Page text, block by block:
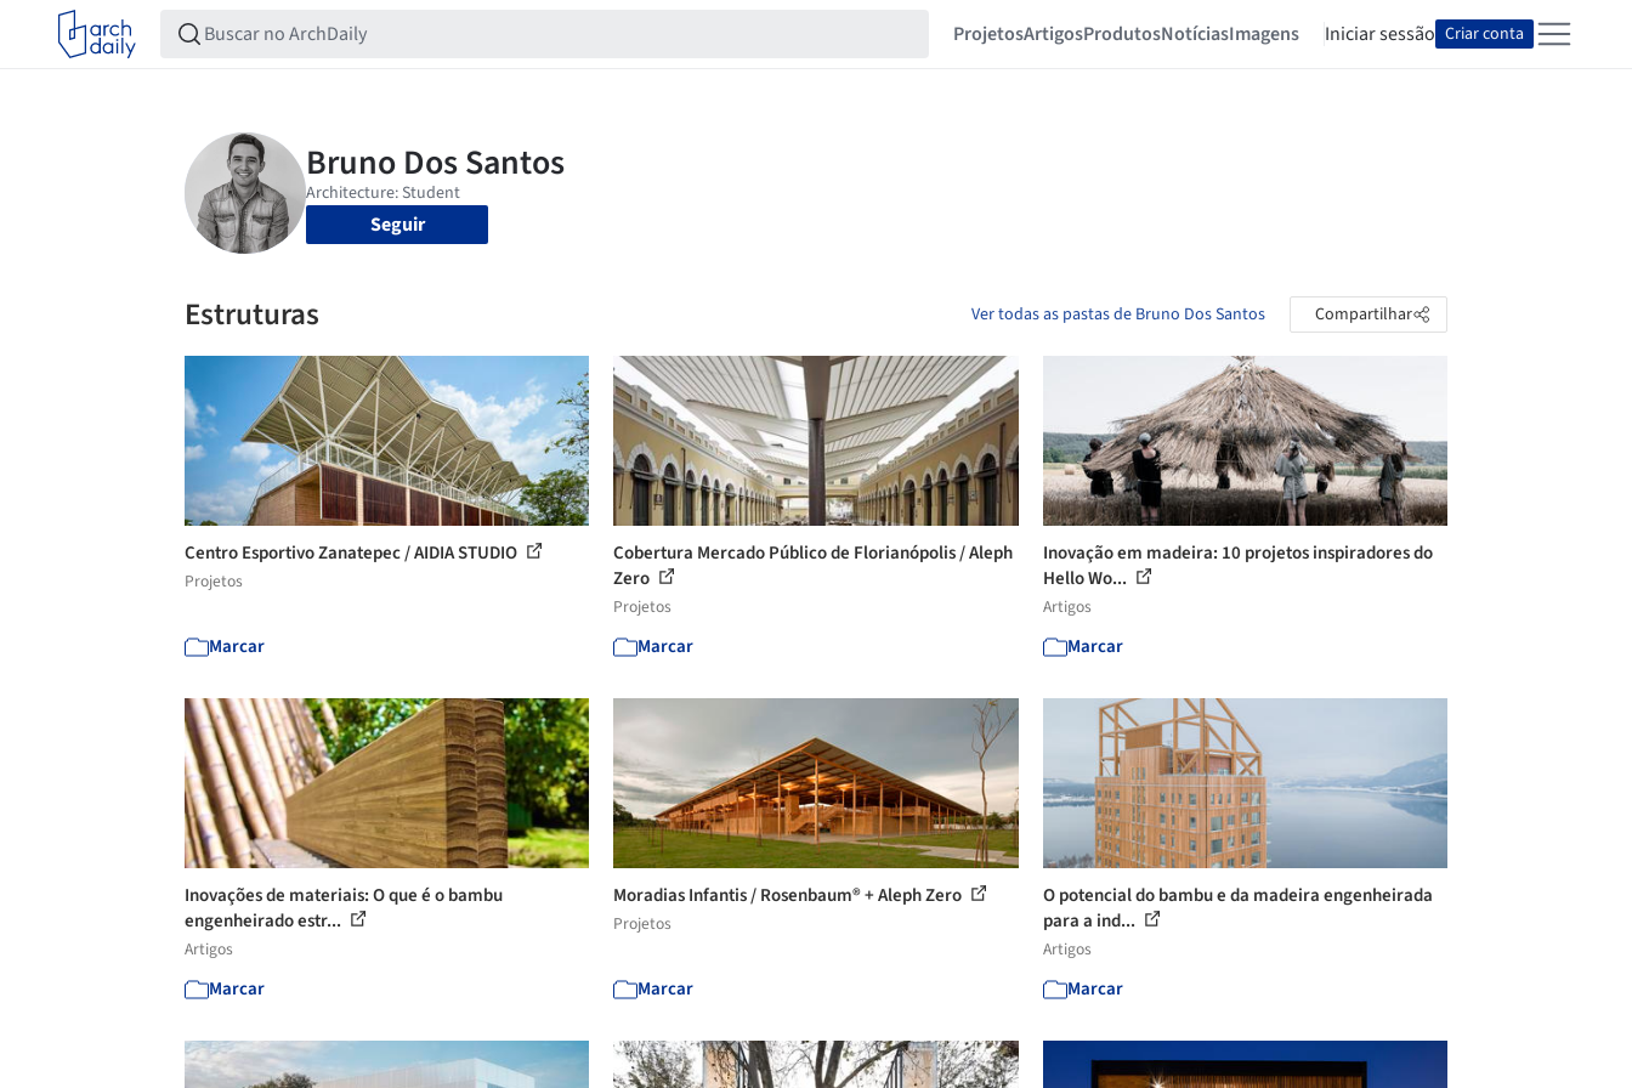
ProjetosArtigosProdutosNotíciasImagens Iniciar sessão Criar conta
Seguir
Estruturas Ver todas as pastas de Bruno Dos Santos Compartilhar
Centro Esportivo Zanatepec / AIDIA STUDIO
Projetos
Marcar
Cobertura Mercado Público de Florianópolis / Aleph
Zero
Projetos
Marcar
Inovação em madeira: 10 projetos inspiradores do
Hello Wo...
Artigos
Marcar
Inovações de materiais: O que é o bambu
engenheirado estr...
Artigos
Marcar
Moradias Infantis / Rosenbaum® + Aleph Zero
Projetos
Marcar
O potencial do bambu e da madeira engenheirada
para a ind...
Artigos
Marcar